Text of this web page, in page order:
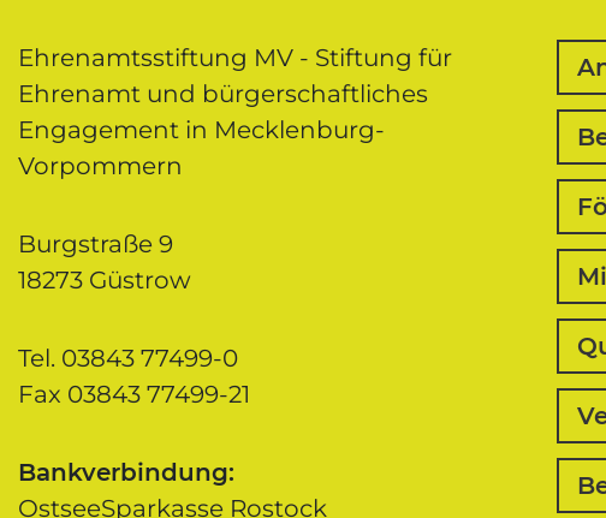
Ehrenamtsstiftung MV - Stiftung für
Ehrenamt und bürgerschaftliches
Engagement in Mecklenburg-
Vorpommern
Burgstraße 9
18273 Güstrow
Tel. 03843 77499-0
Fax 03843 77499-21
Bankverbindung:
OstseeSparkasse Rostock